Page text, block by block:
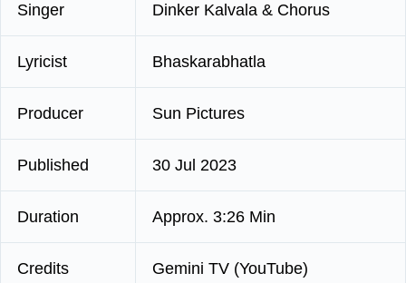
Singer Dinker Kalvala & Chorus
Lyricist Bhaskarabhatla
Producer Sun Pictures
Published 30 Jul 2023
Duration Approx. 3:26 Min
Credits Gemini TV (YouTube)